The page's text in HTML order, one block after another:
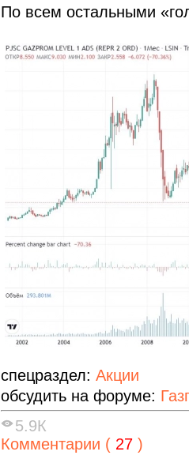
По всем остальными
спецраздел: Акции
обсудить на форуме:
5.9К
Комментарии ( 27 )